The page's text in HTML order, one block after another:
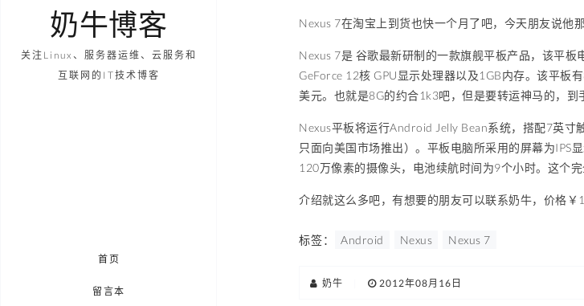
奶牛博客
关注Linux、服务器运维、云服务和
互联网的IT技术博客
首页
留言本
Nexus 7在淘宝上到货也快一个月了吧，今天朋友说他
Nexus 7是 谷歌最新研制的一款旗舰平板产品，该平
GeForce 12核 GPU显示处理器以及1GB内存。该平板
美元。也就是8G的约合1k3吧，但是要转运神马的，到
Nexus平板将运行Android Jelly Bean系统，搭配7英
只面向美国市场推出）。平板电脑所采用的屏幕为IPS
120万像素的摄像头，电池续航时间为9个小时。这个
介绍就这么多吧，有想要的朋友可以联系奶牛，价格￥
标签： Android Nexus Nexus 7
奶牛 2012年08月16日